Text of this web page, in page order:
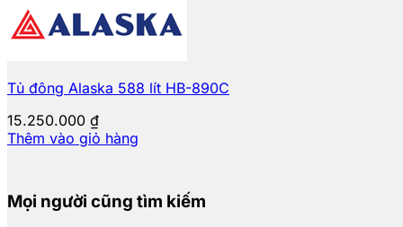
Tủ đông Alaska 588 lít HB-890C
15.250.000 ₫
Thêm vào giỏ hàng
Mọi người cũng tìm kiếm